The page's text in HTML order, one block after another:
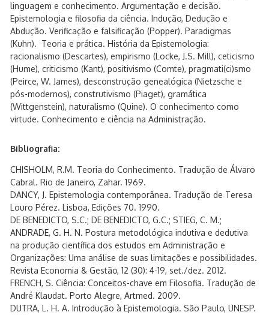
linguagem e conhecimento. Argumentação e decisão.
Epistemologia e filosofia da ciência. Indução, Dedução e
Abdução. Verificação e falsificação (Popper). Paradigmas
(Kuhn). Teoria e prática. História da Epistemologia:
racionalismo (Descartes), empirismo (Locke, J.S. Mill), ceticismo
(Hume), criticismo (Kant), positivismo (Comte), pragmati(ci)smo
(Peirce, W. James), desconstrução genealógica (Nietzsche e
pós-modernos), construtivismo (Piaget), gramática
(Wittgenstein), naturalismo (Quine). O conhecimento como
virtude. Conhecimento e ciência na Administração.
Bibliografia:
CHISHOLM, R.M. Teoria do Conhecimento. Tradução de Álvaro
Cabral. Rio de Janeiro, Zahar. 1969.
DANCY, J. Epistemologia contemporânea. Tradução de Teresa
Louro Pérez. Lisboa, Edições 70. 1990.
DE BENEDICTO, S.C.; DE BENEDICTO, G.C.; STIEG, C. M.;
ANDRADE, G. H. N. Postura metodológica indutiva e dedutiva
na produção científica dos estudos em Administração e
Organizações: Uma análise de suas limitações e possibilidades.
Revista Economia & Gestão, 12 (30): 4-19, set./dez. 2012.
FRENCH, S. Ciência: Conceitos-chave em Filosofia. Tradução de
André Klaudat. Porto Alegre, Artmed. 2009.
DUTRA, L. H. A. Introdução à Epistemologia. São Paulo, UNESP.